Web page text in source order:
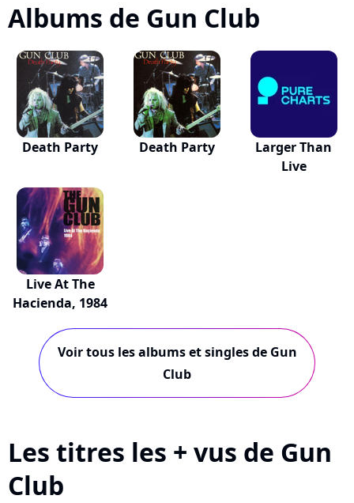
Albums de Gun Club
Death Party Death Party
Larger Than
Live
Live At The
Hacienda, 1984
Voir tous les albums et singles de Gun
Club
Les titres les + vus de Gun
Club